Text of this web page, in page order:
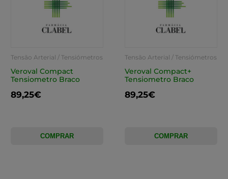
Tensão Arterial / Tensiómetros
Veroval Compact
Tensiometro Braco
89,25€
COMPRAR
Tensão Arterial / Tensiómetros
Veroval Compact+
Tensiometro Braco
89,25€
COMPRAR